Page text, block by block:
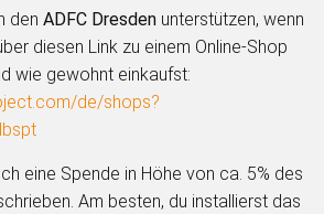
den ADFC Dresden unterstützen, wenn
diesen Link zu einem Online-Shop
wie gewohnt einkaufst:
de/shops?
eine Spende in Höhe von ca. 5% des
Am besten, du installierst das